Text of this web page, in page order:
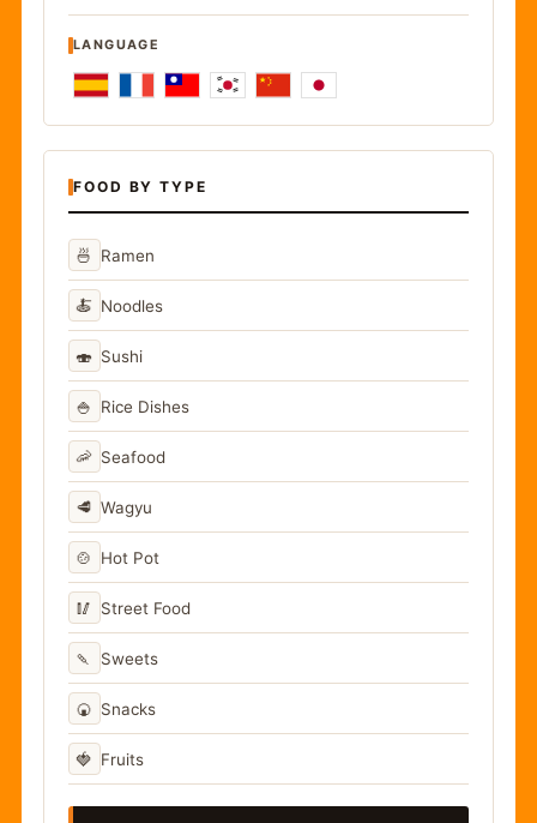
LANGUAGE
FOOD BY TYPE
🍜 Ramen
🍝 Noodles
🍣 Sushi
🍚 Rice Dishes
🦐 Seafood
🥩 Wagyu
🍲 Hot Pot
🥢 Street Food
🍡 Sweets
🍘 Snacks
🍓 Fruits